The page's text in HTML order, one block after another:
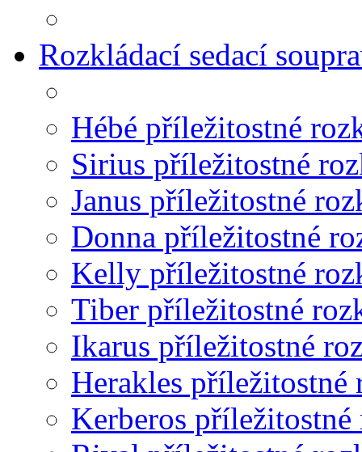
Rozkládací sedací
Hébé příležitostné
Sirius příležitostné
Janus příležitostné
Donna příležitostné
Kelly příležitostné
Tiber příležitostné
Ikarus příležitostné
Herakles příležitostné
Kerberos